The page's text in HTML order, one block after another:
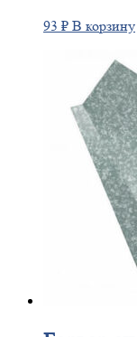
93 ₽ В корзину